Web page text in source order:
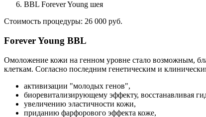
BBL Forever Young шея
Стоимость процедуры: 26 000 руб.
Forever Young BBL
Омоложение кожи на генном уровне стало возможным,
клеткам. Согласно последним генетическим и
активизации "молодых генов",
биоревитализирующему эффекту, восстанавливая
увеличению эластичности кожи,
приданию фарфорового эффекта коже,